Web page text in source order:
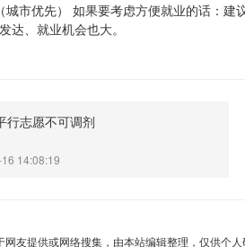
市优先） 如果要考虑方便就业的话：
达、就业机会也大。
行志愿不可调剂
14:08:19
网友提供或网络搜集，由本站编辑整理，仅供个